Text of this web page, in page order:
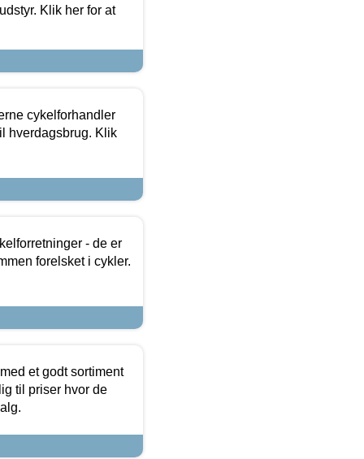
Klik her for at
cykelforhandler
hverdagsbrug. Klik
- de er
forelsket i cykler.
et godt sortiment
til priser hvor de